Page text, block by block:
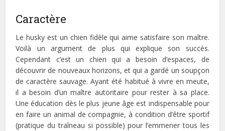
Caractère
Le husky est un chien fidèle qui aime satisfaire son maître.
Voilà un argument de plus qui explique son succès.
Cependant c’est un chien qui a besoin d’espaces, de
découvrir de nouveaux horizons, et qui a gardé un soupçon
de caractère sauvage. Ayant été habitué à vivre en meute,
il a besoin d’un maître autoritaire pour rester à sa place.
Une éducation dès le plus jeune âge est indispensable pour
en faire un animal de compagnie, à condition d’être sportif
(pratique du traîneau si possible) pour l’emmener tous les